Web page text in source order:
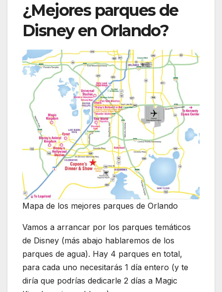
¿Mejores parques de
Disney en Orlando?
Mapa de los mejores parques de Orlando
Vamos a arrancar por los parques temáticos
de Disney (más abajo hablaremos de los
parques de agua). Hay 4 parques en total,
para cada uno necesitarás 1 día entero (y te
diría que podrías dedicarle 2 días a Magic